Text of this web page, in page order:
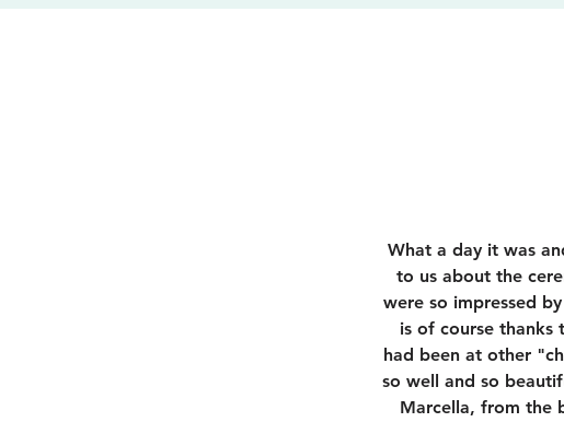
What a day it was
to us about the
were so impressed
is of course thanks
had been at other
so well and so
Marcella, from the